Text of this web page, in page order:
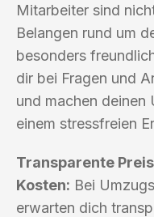
Mitarbeiter sind
Belangen rund um
besonders
dir bei Fragen und
und machen deinen
einem stressfreien
Transparente
Kosten: Bei
erwarten dich